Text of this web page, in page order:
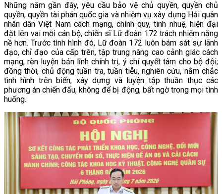
Những năm gần đây, yêu cầu bảo vệ chủ quyền, quyền chủ
quyền, quyền tài phán quốc gia và nhiệm vụ xây dựng Hải quân
nhân dân Việt Nam cách mạng, chính quy, tinh nhuệ, hiện đại
đặt lên vai mỗi cán bộ, chiến sĩ Lữ đoàn 172 trách nhiệm nặng
nề hơn. Trước tình hình đó, Lữ đoàn 172 luôn bám sát sự lãnh
đạo, chỉ đạo của cấp trên, tập trung nâng cao cảnh giác cách
mạng, rèn luyện bản lĩnh chính trị, ý chí quyết tâm cho bộ đội;
đồng thời, chủ động tuần tra, tuần tiễu, nghiên cứu, nắm chắc
tình hình trên biển, xây dựng và luyện tập thuần thục các
phương án chiến đấu, không để bị động, bất ngờ trong mọi tình
huống.